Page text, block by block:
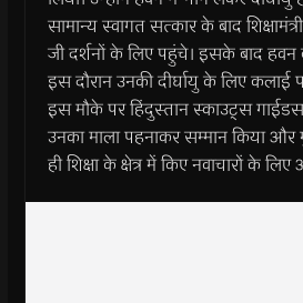
सामान्य स्वागत सत्कार के बाद
जी दर्शनों के लिए पहुंचे। इसके बाद हवन
इस दौरान उनकी दीर्घायु के लिए कलाई
इस मौके पर हिंदुस्तान स्काउट्स
उनका माला पहनाकर सम्मान किया और
ही शिक्षा के क्षेत्र में किए नवाचारों के